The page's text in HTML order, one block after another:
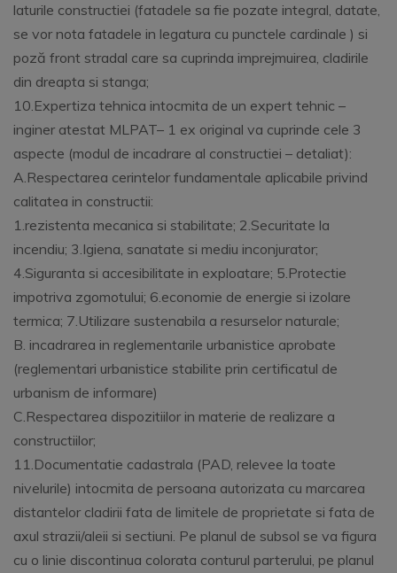
laturile constructiei (fatadele sa fie pozate integral, datate,
se vor nota fatadele in legatura cu punctele cardinale ) si
poză front stradal care sa cuprinda imprejmuirea, cladirile
din dreapta si stanga;
10.Expertiza tehnica intocmita de un expert tehnic –
inginer atestat MLPAT– 1 ex original va cuprinde cele 3
aspecte (modul de incadrare al constructiei – detaliat):
A.Respectarea cerintelor fundamentale aplicabile privind
calitatea in constructii:
1.rezistenta mecanica si stabilitate; 2.Securitate la
incendiu; 3.Igiena, sanatate si mediu inconjurator;
4.Siguranta si accesibilitate in exploatare; 5.Protectie
impotriva zgomotului; 6.economie de energie si izolare
termica; 7.Utilizare sustenabila a resurselor naturale;
B. incadrarea in reglementarile urbanistice aprobate
(reglementari urbanistice stabilite prin certificatul de
urbanism de informare)
C.Respectarea dispozitiilor in materie de realizare a
constructiilor;
11.Documentatie cadastrala (PAD, relevee la toate
nivelurile) intocmita de persoana autorizata cu marcarea
distantelor cladirii fata de limitele de proprietate si fata de
axul strazii/aleii si sectiuni. Pe planul de subsol se va figura
cu o linie discontinua colorata conturul parterului, pe planul